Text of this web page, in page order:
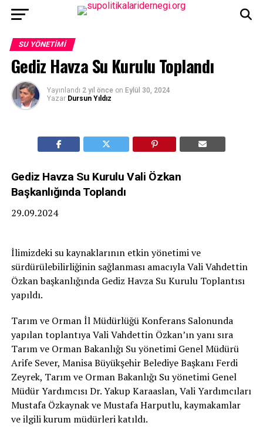
SU YÖNETIMI
Gediz Havza Su Kurulu Toplandı
Yayınlandı 2 yıl önce on Eylül 30, 2024
Yazar Dursun Yıldız
Gediz Havza Su Kurulu Vali Özkan
Başkanlığında Toplandı
29.09.2024
İlimizdeki su kaynaklarının etkin yönetimi ve
sürdürülebilirliğinin sağlanması amacıyla Vali Vahdettin
Özkan başkanlığında Gediz Havza Su Kurulu Toplantısı
yapıldı.
Tarım ve Orman İl Müdürlüğü Konferans Salonunda
yapılan toplantıya Vali Vahdettin Özkan’ın yanı sıra
Tarım ve Orman Bakanlığı Su yönetimi Genel Müdürü
Arife Sever, Manisa Büyükşehir Belediye Başkanı Ferdi
Zeyrek, Tarım ve Orman Bakanlığı Su yönetimi Genel
Müdür Yardımcısı Dr. Yakup Karaaslan, Vali Yardımcıları
Mustafa Özkaynak ve Mustafa Harputlu, kaymakamlar
ve ilgili kurum müdürleri katıldı.